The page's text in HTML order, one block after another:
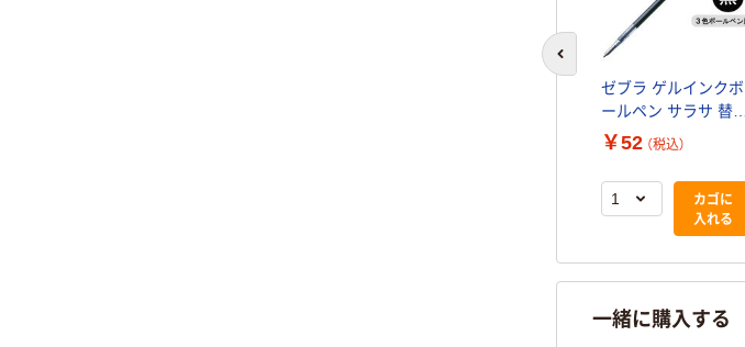
ゼブラ ゲルインクボ
ールペン サラサ 替芯
JK-0.5芯 黒 RJK-BK
￥52 （税込）
カゴに
入れる
一緒に購入する